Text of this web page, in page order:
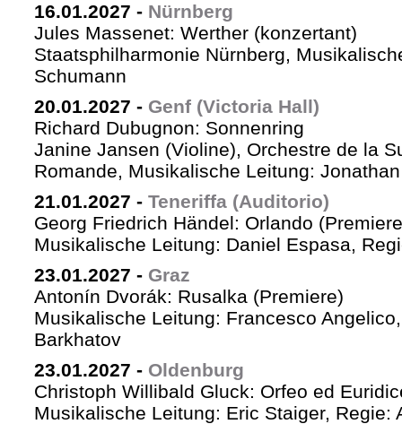
16.01.2027 - Nürnberg
Jules Massenet: Werther (konzertant)
Staatsphilharmonie Nürnberg,
Schumann
20.01.2027 - Genf (Victoria Hall)
Richard Dubugnon: Sonnenring
Janine Jansen (Violine), Orchestre de la
Romande, Musikalische Leitung:
21.01.2027 - Teneriffa (Auditorio)
Georg Friedrich Händel: Orlando
Musikalische Leitung: Daniel Espasa,
23.01.2027 - Graz
Antonín Dvorák: Rusalka (Premiere)
Musikalische Leitung: Francesco
Barkhatov
23.01.2027 - Oldenburg
Christoph Willibald Gluck: Orfeo ed
Musikalische Leitung: Eric Staiger, Regie: